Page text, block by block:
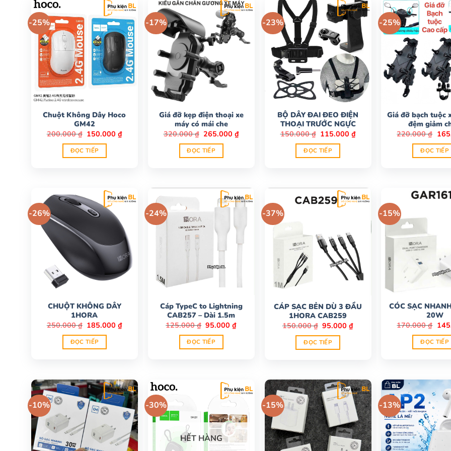
-25%
Chuột Không Dây Hoco
GM42
200.000₫ Giá
là:
200.000 ₫.
150.000₫Giá
ĐỌC TIẾP
-17%
Giá đỡ kẹp điện thoại xe
máy có mái che
320.000₫ Giá
là:
320.000 ₫.
265.000 ₫Giá
hiện
ĐỌC TIẾP
-23%
BỘ DÂY ĐAI ĐEO ĐIỆN
THOẠI TRƯỚC NGỰC
150.000₫ Giá
là:
150.000 ₫.
115.000 ₫Giá
hiện
ĐỌC TIẾP
-25%
Giá đỡ bạch tuộc
đệm giảm
220.000₫ Giá
là:
ĐỌC TIẾP
-26%
CHUỘT KHÔNG DÂY
1HORA
250.000₫ Giá
là:
250.000 ₫.
185.000₫Giá
ĐỌC TIẾP
-24%
Cáp TypeC to Lightning
CAB257 – Dài 1.5m
125.000₫ Giá
là:
125.000 ₫.
95.000₫Giá
ĐỌC TIẾP
-37%
CÁP SẠC BẺN DÙ 3 ĐẦU
1HORA CAB259
150.000₫ Giá
là:
150.000 ₫.
95.000₫Giá
ĐỌC TIẾP
-15%
CÓC SẠC
20W
170.000₫ Giá
là:
ĐỌC TIẾP
-10% -30%
HẾT HÀNG
-15% -13%